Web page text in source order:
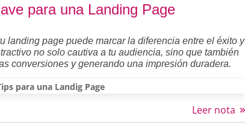
para una Landing Page
landing page puede marcar la diferencia entre el éxito y
no solo cautiva a tu audiencia, sino que también
conversiones y generando una impresión duradera.
para una Landig Page
Leer nota